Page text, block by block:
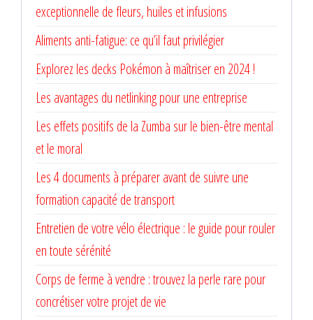
exceptionnelle de fleurs, huiles et infusions
Aliments anti-fatigue: ce qu’il faut privilégier
Explorez les decks Pokémon à maîtriser en 2024 !
Les avantages du netlinking pour une entreprise
Les effets positifs de la Zumba sur le bien-être mental
et le moral
Les 4 documents à préparer avant de suivre une
formation capacité de transport
Entretien de votre vélo électrique : le guide pour rouler
en toute sérénité
Corps de ferme à vendre : trouvez la perle rare pour
concrétiser votre projet de vie